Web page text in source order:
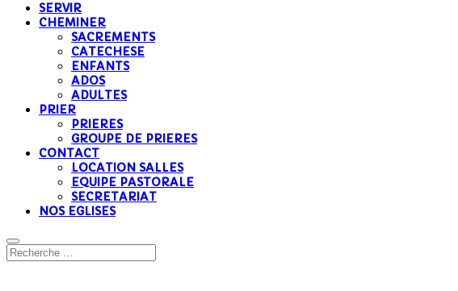
SERVIR
CHEMINER
SACREMENTS
CATECHESE
ENFANTS
ADOS
ADULTES
PRIER
PRIERES
GROUPE DE PRIERES
CONTACT
LOCATION SALLES
EQUIPE PASTORALE
SECRETARIAT
NOS EGLISES